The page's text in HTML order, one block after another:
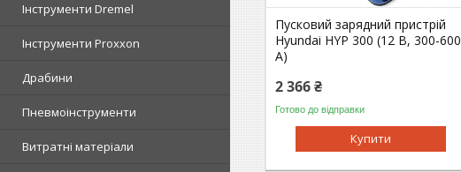
Інструменти Dremel
Інструменти Proxxon
Драбини
Пневмоінструменти
Витратні матеріали
Пусковий зарядний пристрій
Hyundai HYP 300 (12 В, 300-600
А)
2 366 ₴
Готово до відправки
Купити